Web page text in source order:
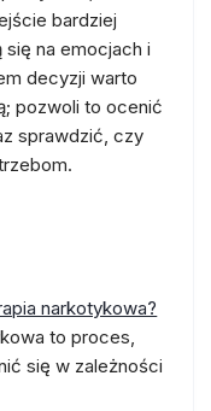
bardziej
się na emocjach i
decyzji warto
pozwoli to ocenić
sprawdzić, czy
narkotykowa?
to proces,
się w zależności